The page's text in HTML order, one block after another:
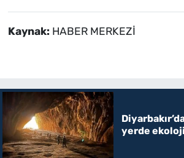
Kaynak: HABER MERKEZİ
yerde